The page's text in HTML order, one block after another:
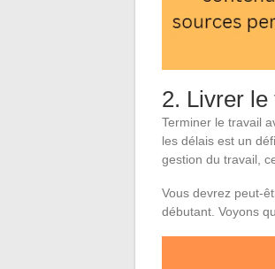
2. Livrer
Terminer le travail
les délais est un
gestion du travail,
Vous devrez peut-
débutant. Voyons